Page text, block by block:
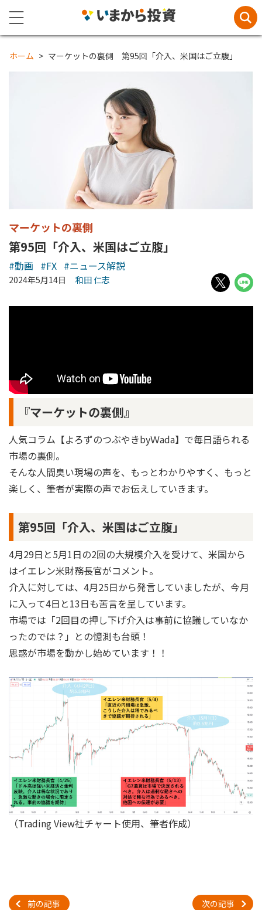
ホーム マーケットの裏側 第95回「介入、米国はご立腹」
マーケットの裏側
第95回「介入、米国はご立腹」
#動画 #FX #ニュース解説
2024年5月14日 和田 仁志
『マーケットの裏側』
人気コラム【よろずのつぶやきbyＷada】で毎日語られる
市場の裏側。
そんな人間臭い現場の声を、もっとわかりやすく、もっと
楽しく、筆者が実際の声でお伝えしていきます。
第95回「介入、米国はご立腹」
4月29日と5月1日の2回の大規模介入を受けて、米国から
はイエレン米財務長官がコメント。
介入に対しては、4月25日から発言していましたが、今月
に入って4日と13日も苦言を呈しています。
市場では「2回目の押し下げ介入は事前に協議していなか
ったのでは？」との憶測も台頭！
思惑が市場を動かし始めています！！
（Trading View社チャート使用、筆者作成）
前の記事 次の記事